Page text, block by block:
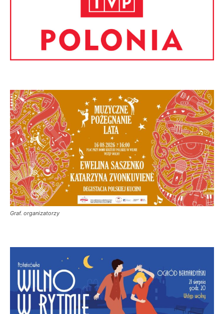
Graf. organizatorzy